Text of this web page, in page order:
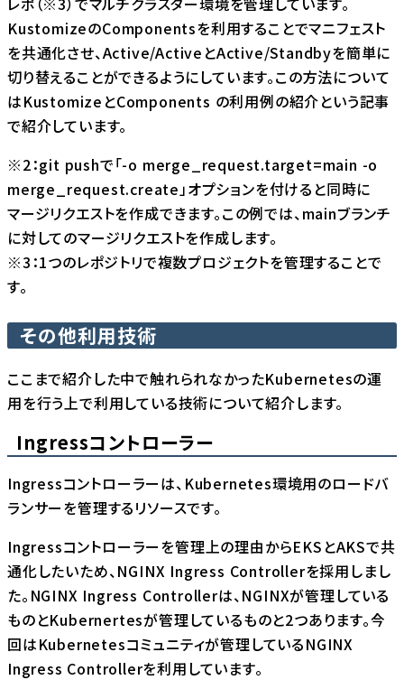
KustomizeのComponentsを利用することでマニフェスト
を共通化させ、Active/ActiveとActive/Standbyを簡単に
切り替えることができるようにしています。この方法について
はKustomizeとComponents の利用例の紹介という記事
で紹介しています。
※2：git pushで「-o merge_request.target=main -o
merge_request.create」オプションを付けると同時に
マージリクエストを作成できます。この例では、mainブランチ
に対してのマージリクエストを作成します。
※3：1つのレポジトリで複数プロジェクトを管理することで
す。
その他利用技術
ここまで紹介した中で触れられなかったKubernetesの運
用を行う上で利用している技術について紹介します。
Ingressコントローラー
Ingressコントローラーは、Kubernetes環境用のロードバ
ランサーを管理するリソースです。
Ingressコントローラーを管理上の理由からEKSとAKSで共
通化したいため、NGINX Ingress Controllerを採用しまし
た。NGINX Ingress Controllerは、NGINXが管理している
ものとKubernertesが管理しているものと2つあります。今
回はKubernetesコミュニティが管理しているNGINX
Ingress Controllerを利用しています。